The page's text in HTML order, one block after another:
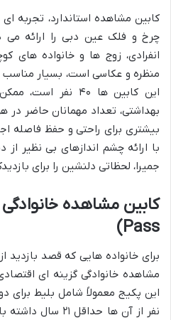
کابین مشاهده استاندارد، تجربه
چرخ و فلک عین دبی را ارائه می
انفرادی، زوج ها و خانواده های
منظره و عکاسی است، بسیار
این کابین ها ۴۰
بهداشتی، تعداد مهمانان حاضر در
بیشتری برای راحتی و حفظ فاصله
با ارائه چشم اندازهای بی نظیر از
جمیرا، لحظاتی دلنشین را برای
Pass)
برای خانواده هایی که قصد بازدید
مشاهده خانوادگی گزینه ای